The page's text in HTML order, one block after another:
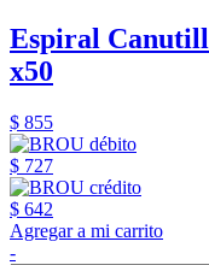
Espiral
x50
$ 855
$ 727
$ 642
Agregar a mi carrito
-